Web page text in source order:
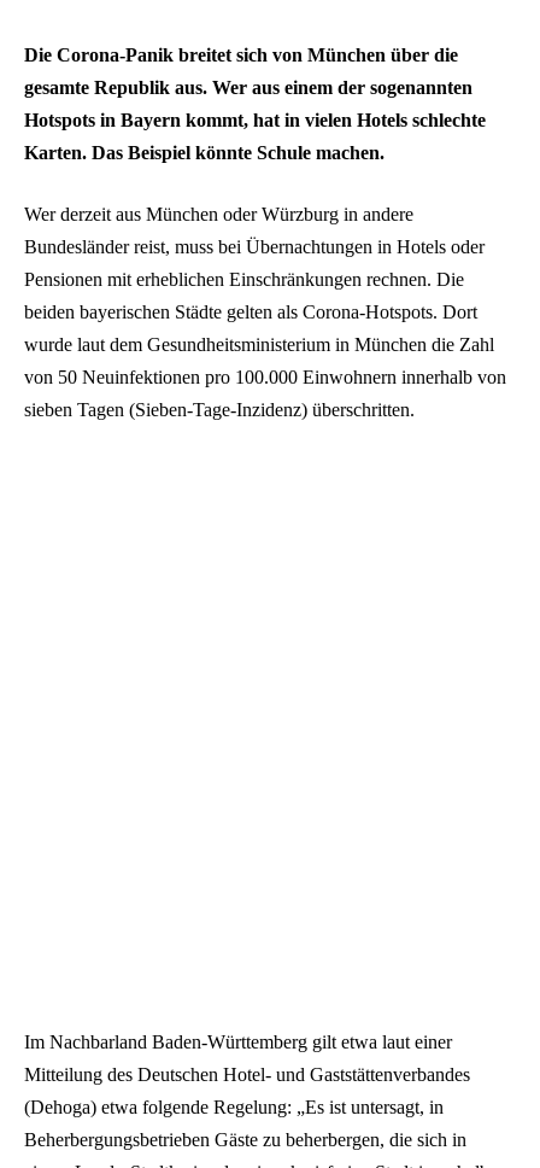
Die Corona-Panik breitet sich von München über die
gesamte Republik aus. Wer aus einem der sogenannten
Hotspots in Bayern kommt, hat in vielen Hotels schlechte
Karten. Das Beispiel könnte Schule machen.
Wer derzeit aus München oder Würzburg in andere
Bundesländer reist, muss bei Übernachtungen in Hotels oder
Pensionen mit erheblichen Einschränkungen rechnen. Die
beiden bayerischen Städte gelten als Corona-Hotspots. Dort
wurde laut dem Gesundheitsministerium in München die Zahl
von 50 Neuinfektionen pro 100.000 Einwohnern innerhalb von
sieben Tagen (Sieben-Tage-Inzidenz) überschritten.
Im Nachbarland Baden-Württemberg gilt etwa laut einer
Mitteilung des Deutschen Hotel- und Gaststättenverbandes
(Dehoga) etwa folgende Regelung: „Es ist untersagt, in
Beherbergungsbetrieben Gäste zu beherbergen, die sich in